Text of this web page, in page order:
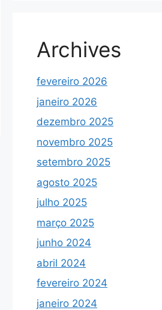
Archives
fevereiro 2026
janeiro 2026
dezembro 2025
novembro 2025
setembro 2025
agosto 2025
julho 2025
março 2025
junho 2024
abril 2024
fevereiro 2024
janeiro 2024